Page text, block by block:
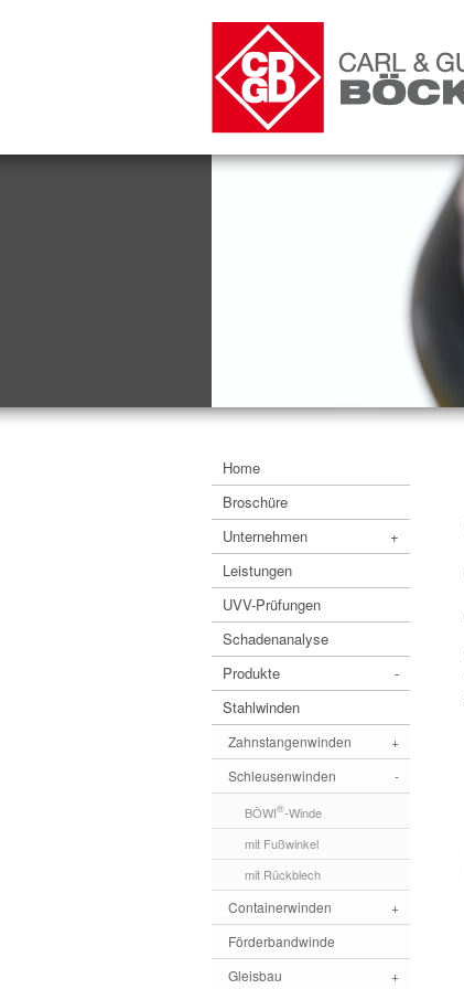
Home
Broschüre
Unternehmen
+
Leistungen
UVV-Prüfungen
Schadenanalyse
Produkte
-
Stahlwinden
Zahnstangenwinden
+
Schleusenwinden
-
BÖWI®-Winde
mit Fußwinkel
mit Rückblech
Containerwinden
+
Förderbandwinde
Gleisbau
+